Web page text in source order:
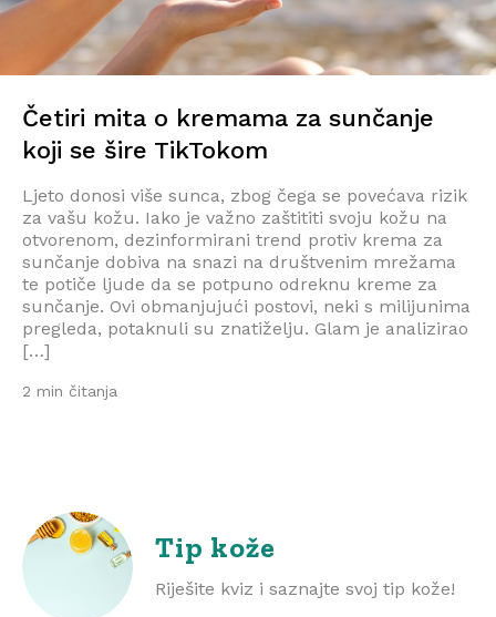
Četiri mita o kremama za sunčanje
koji se šire TikTokom
Ljeto donosi više sunca, zbog čega se povećava rizik
za vašu kožu. Iako je važno zaštititi svoju kožu na
otvorenom, dezinformirani trend protiv krema za
sunčanje dobiva na snazi ​​na društvenim mrežama
te potiče ljude da se potpuno odreknu kreme za
sunčanje. Ovi obmanjujući postovi, neki s milijunima
pregleda, potaknuli su znatiželju. Glam je analizirao
[…]
2 min čitanja
Tip kože
Riješite kviz i saznajte svoj tip kože!